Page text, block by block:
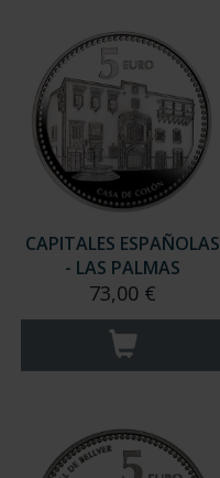
CAPITALES ESPAÑOLAS
- LAS PALMAS
73,00 €